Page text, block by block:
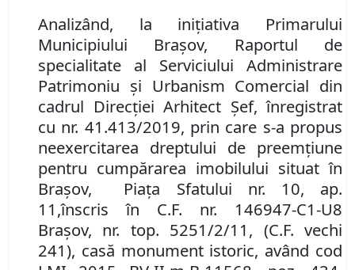
Analizând, la iniţiativa Primarului
Municipiului Braşov, Raportul de
specialitate al Serviciului Administrare
Patrimoniu şi Urbanism Comercial din
cadrul Direcţiei Arhitect Şef, înregistrat
cu nr. 41.413/2019, prin care s-a propus
neexercitarea dreptului de preemţiune
pentru cumpărarea imobilului situat în
Braşov, Piaţa Sfatului nr. 10, ap.
11,înscris în C.F. nr. 146947-C1-U8
Braşov, nr. top. 5251/2/11, (C.F. vechi
241), casă monument istoric, având cod